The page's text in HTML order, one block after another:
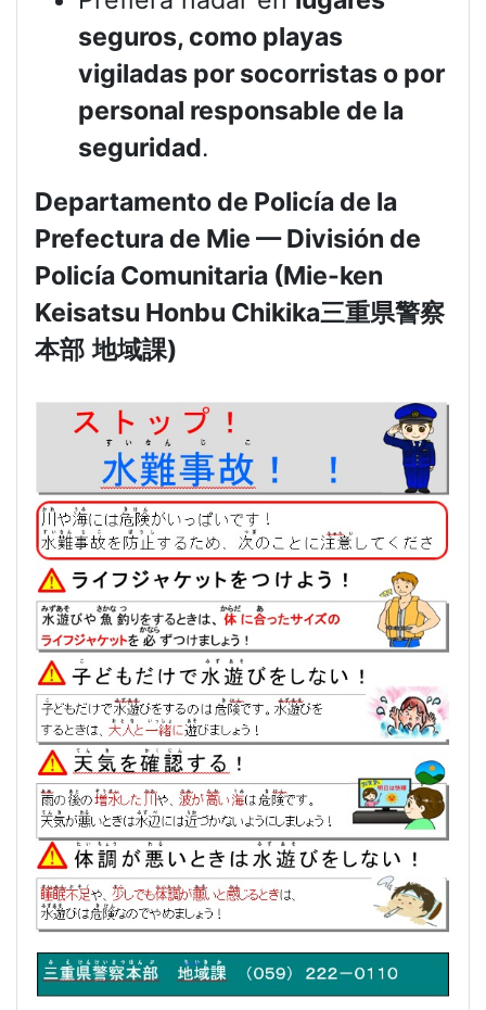
seguros, como playas
vigiladas por socorristas o por
personal responsable de la
seguridad.
Departamento de Policía de la
Prefectura de Mie — División de
Policía Comunitaria (Mie-ken
Keisatsu Honbu Chikika三重県警察
本部 地域課)